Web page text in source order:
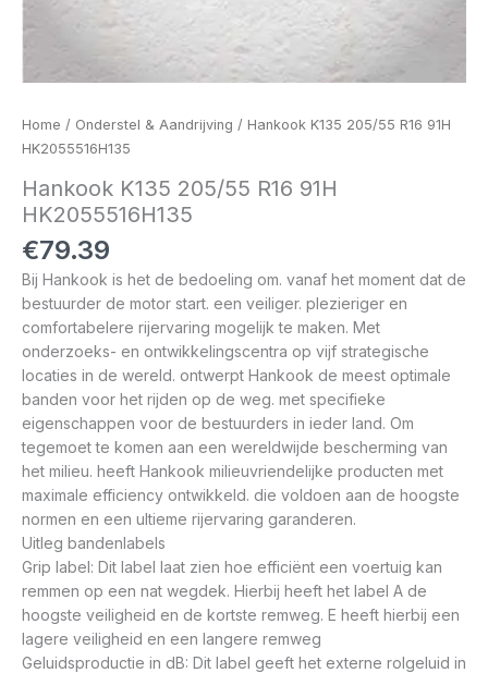
Home / Onderstel & Aandrijving / Hankook K135 205/55 R16 91H
HK2055516H135
Hankook K135 205/55 R16 91H
HK2055516H135
€79.39
Bij Hankook is het de bedoeling om. vanaf het moment dat de
bestuurder de motor start. een veiliger. plezieriger en
comfortabelere rijervaring mogelijk te maken. Met
onderzoeks- en ontwikkelingscentra op vijf strategische
locaties in de wereld. ontwerpt Hankook de meest optimale
banden voor het rijden op de weg. met specifieke
eigenschappen voor de bestuurders in ieder land. Om
tegemoet te komen aan een wereldwijde bescherming van
het milieu. heeft Hankook milieuvriendelijke producten met
maximale efficiency ontwikkeld. die voldoen aan de hoogste
normen en een ultieme rijervaring garanderen.
Uitleg bandenlabels
Grip label: Dit label laat zien hoe efficiënt een voertuig kan
remmen op een nat wegdek. Hierbij heeft het label A de
hoogste veiligheid en de kortste remweg. E heeft hierbij een
lagere veiligheid en een langere remweg
Geluidsproductie in dB: Dit label geeft het externe rolgeluid in